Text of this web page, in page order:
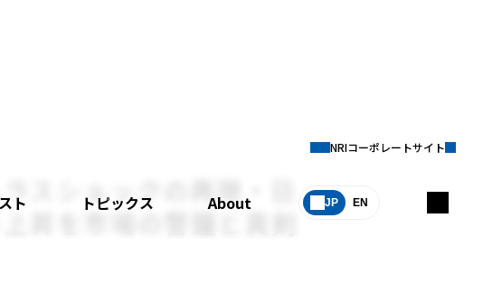
ト トピックス About JP EN
NRIコーポレートサイト
スショックの再現・日
昇を市場の警鐘と真剣